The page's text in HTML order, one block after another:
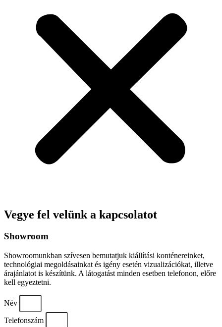
Vegye fel velünk a kapcsolatot
Showroom
Showroomunkban szívesen bemutatjuk kiállítási konténereinket,
technológiai megoldásainkat és igény esetén vizualizációkat, illetve
árajánlatot is készítünk. A látogatást minden esetben telefonon, előre
kell egyeztetni.
Név
Telefonszám